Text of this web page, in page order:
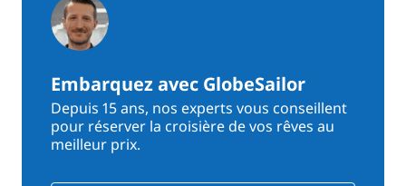
Embarquez avec GlobeSailor
Depuis 15 ans, nos experts vous conseillent
pour réserver la croisière de vos rêves au
meilleur prix.